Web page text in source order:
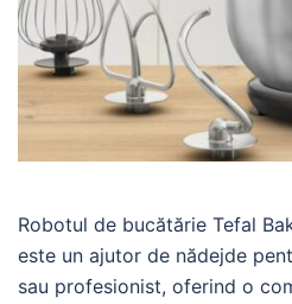
Robotul de bucătărie Tefal
este un ajutor de nădejde
sau profesionist, oferind o